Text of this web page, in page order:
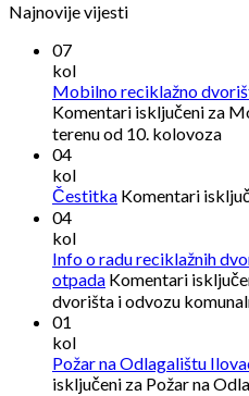
Najnovije vijesti
07
kol
Mobilno reciklažno
Komentari isključeni za
terenu od 10. kolovoza
04
kol
Čestitka Komentari
04
kol
Info o radu reciklažnih
otpada Komentari
dvorišta i odvozu
01
kol
Požar na Odlagalištu
isključeni za Požar na